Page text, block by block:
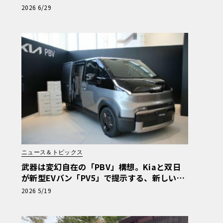
0年」がスタート
2026 6/29
ニュース＆トピックス
武器は変幻自在の「PBV」構想。Kiaと双日
が新型EVバン「PV5」で提示する、新しいク
ルマの選び方
2026 5/19